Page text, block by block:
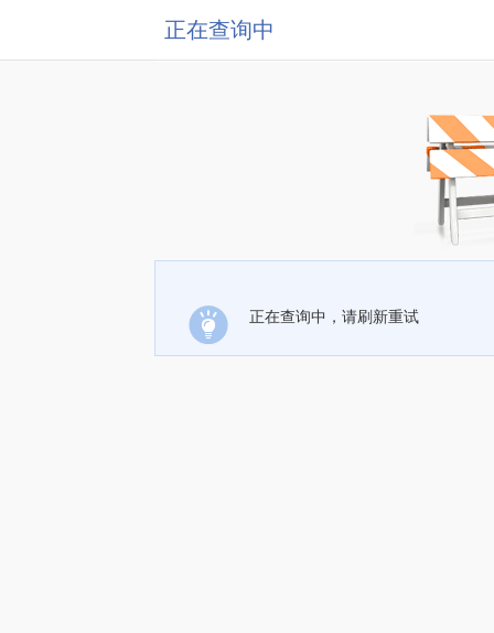
正在查询中
正在查询中，请刷新重试